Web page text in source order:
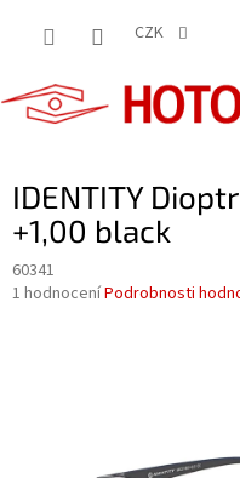
CZK
IDENTITY
+1,00 black
60341
Průměrné
1 hodnoceníPodrobnosti